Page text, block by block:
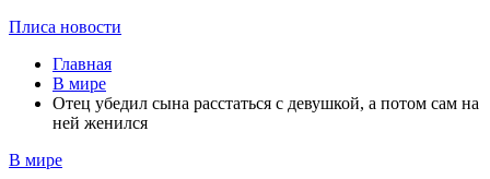
Плиса новости
Главная
В мире
Отец убедил сына расстаться с девушкой, а потом сам на
ней женился
В мире